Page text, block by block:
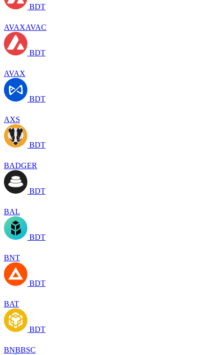
BDT
AVAXAVAC
BDT
AVAX
BDT
AXS
BDT
BADGER
BDT
BAL
BDT
BNT
BDT
BAT
BDT
BNBBSC